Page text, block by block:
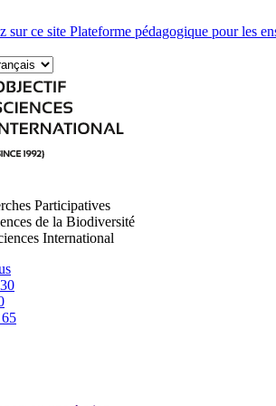
sur ce site Plateforme pédagogique pour les
Participatives
de la Biodiversité
International